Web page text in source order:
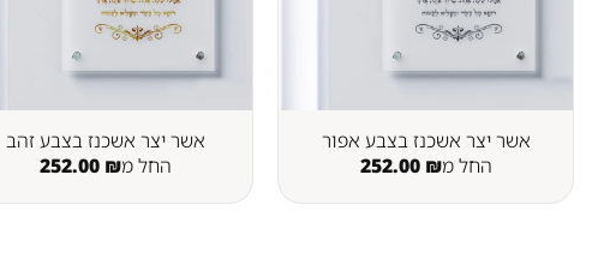
אשר יצר אשכנז בצבע אפור
החל מ
252.00 ₪
אשר יצר אשכנז בצבע זהב
החל מ
252.00 ₪